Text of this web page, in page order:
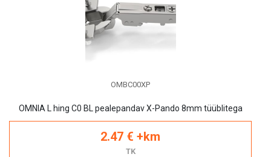
OMBC00XP
OMNIA L hing C0 BL pealepandav X-Pando 8mm tüüblitega
2.47 € +km
TK